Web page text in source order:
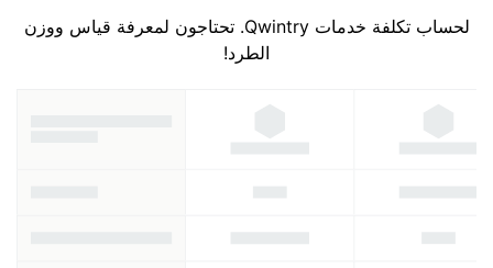
لحساب تكلفة خدمات Qwintry. تحتاجون لمعرفة قياس ووزن
الطرد!